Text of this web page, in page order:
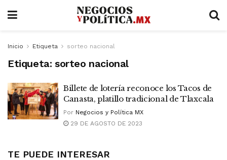
Inicio Etiqueta sorteo nacional
Etiqueta: sorteo nacional
Billete de lotería reconoce los Tacos de
Canasta, platillo tradicional de Tlaxcala
Por Negocios y Política MX
29 DE AGOSTO DE 2023
TE PUEDE INTERESAR